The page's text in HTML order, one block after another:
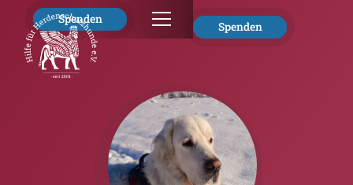
Spenden
Spenden